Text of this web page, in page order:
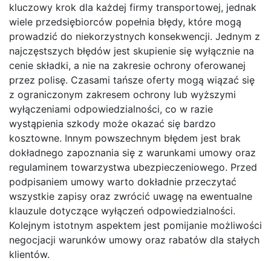
kluczowy krok dla każdej firmy transportowej, jednak
wiele przedsiębiorców popełnia błędy, które mogą
prowadzić do niekorzystnych konsekwencji. Jednym z
najczęstszych błędów jest skupienie się wyłącznie na
cenie składki, a nie na zakresie ochrony oferowanej
przez polisę. Czasami tańsze oferty mogą wiązać się
z ograniczonym zakresem ochrony lub wyższymi
wyłączeniami odpowiedzialności, co w razie
wystąpienia szkody może okazać się bardzo
kosztowne. Innym powszechnym błędem jest brak
dokładnego zapoznania się z warunkami umowy oraz
regulaminem towarzystwa ubezpieczeniowego. Przed
podpisaniem umowy warto dokładnie przeczytać
wszystkie zapisy oraz zwrócić uwagę na ewentualne
klauzule dotyczące wyłączeń odpowiedzialności.
Kolejnym istotnym aspektem jest pomijanie możliwości
negocjacji warunków umowy oraz rabatów dla stałych
klientów.